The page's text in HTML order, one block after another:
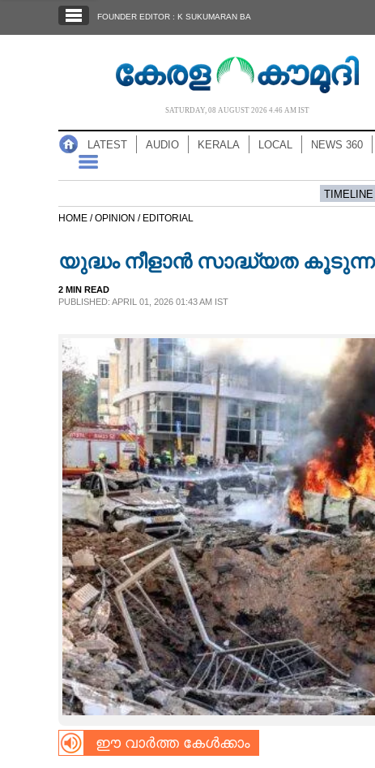
NOTIFIED NEWS
LIFESTYLE
SPIRITUAL
CARTOONS
FOUNDER EDITOR : K SUKUMARAN BA
SATURDAY, 08 AUGUST 2026 4.46 AM IST
LATEST AUDIO KERALA LOCAL NEWS 360
TIMELINE
HOME /OPINION / EDITORIAL
യുദ്ധം നീളാൻ സാദ്ധ്യത
2 MIN READ
PUBLISHED: APRIL 01, 2026 01:43 AM IST
ഈ വാർത്ത കേൾക്കാം